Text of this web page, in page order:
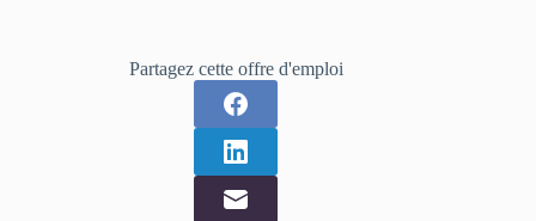
Partagez cette offre d'emploi